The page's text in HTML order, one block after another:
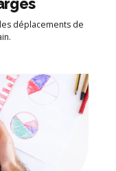
déplacements de